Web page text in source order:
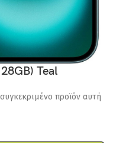
Teal
προϊόν αυτή